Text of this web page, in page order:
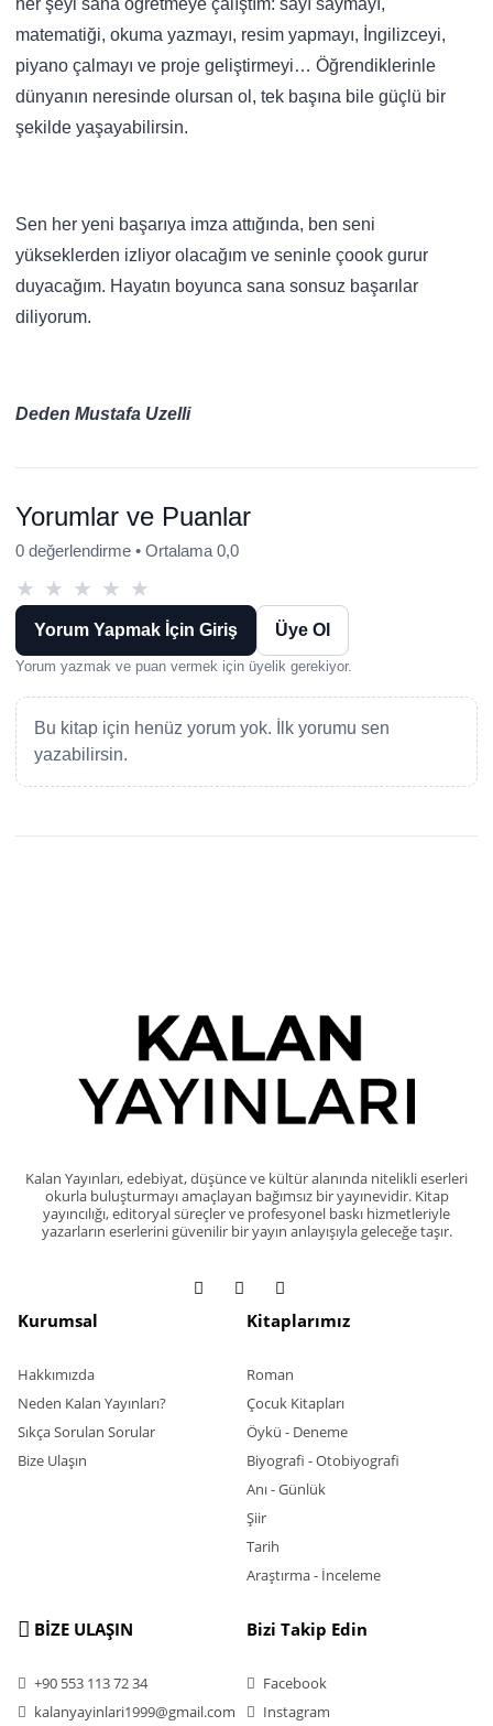
her şeyi sana öğretmeye çalıştım: sayı saymayı,
matematiği, okuma yazmayı, resim yapmayı, İngilizceyi,
piyano çalmayı ve proje geliştirmeyi… Öğrendiklerinle
dünyanın neresinde olursan ol, tek başına bile güçlü bir
şekilde yaşayabilirsin.
Sen her yeni başarıya imza attığında, ben seni
yükseklerden izliyor olacağım ve seninle çoook gurur
duyacağım. Hayatın boyunca sana sonsuz başarılar
diliyorum.
Deden Mustafa Uzelli
Yorumlar ve Puanlar
0 değerlendirme • Ortalama 0,0
★ ★ ★ ★ ★
Yorum Yapmak İçin Giriş Üye Ol
Yorum yazmak ve puan vermek için üyelik gerekiyor.
Bu kitap için henüz yorum yok. İlk yorumu sen
yazabilirsin.
Kalan Yayınları, edebiyat, düşünce ve kültür alanında nitelikli eserleri
okurla buluşturmayı amaçlayan bağımsız bir yayınevidir. Kitap
yayıncılığı, editoryal süreçler ve profesyonel baskı hizmetleriyle
yazarların eserlerini güvenilir bir yayın anlayışıyla geleceğe taşır.
Kurumsal
Hakkımızda
Neden Kalan Yayınları?
Sıkça Sorulan Sorular
Bize Ulaşın
Kitaplarımız
Roman
Çocuk Kitapları
Öykü - Deneme
Biyografi - Otobiyografi
Anı - Günlük
Şiir
Tarih
Araştırma - İnceleme
BİZE ULAŞIN
+90 553 113 72 34
kalanyayinlari1999@gmail.com
Bizi Takip Edin
Facebook
Instagram